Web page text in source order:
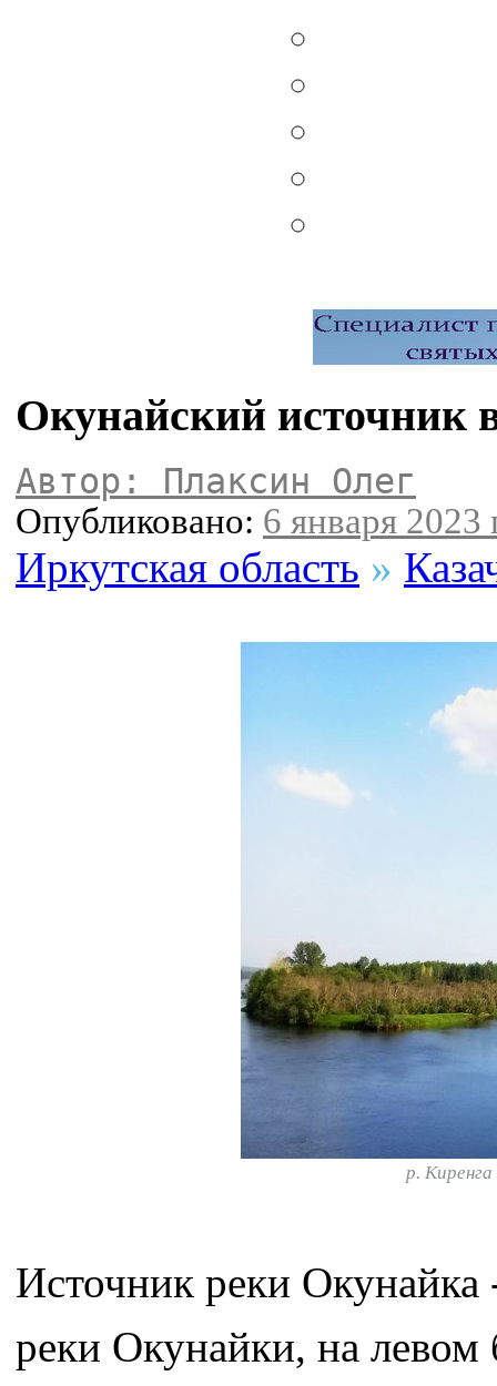
Окунайский источник
Автор: Плаксин Олег
Опубликовано: 6 января 2023
Иркутская область »
р.
Источник реки Окунайка
реки Окунайки, на левом